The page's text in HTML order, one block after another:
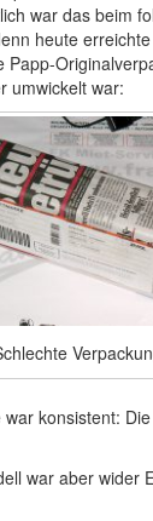
war das beim
heute
Papp-
umwickelt war:
konsistent:
war aber wider